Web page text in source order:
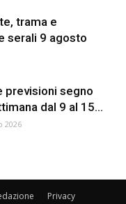
trama e
serali 9 agosto
previsioni segno
dal 9 al 15...
2026
Privacy